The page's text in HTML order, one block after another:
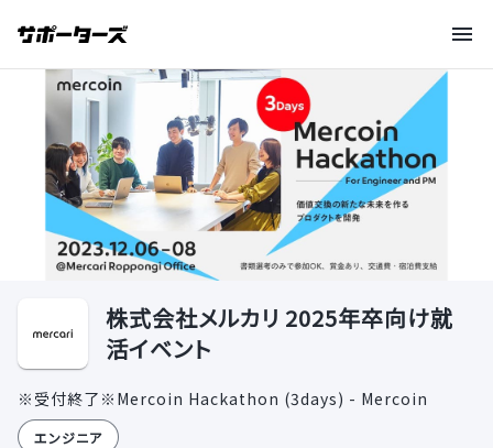
株式会社メルカリ 2025年卒向け就
活イベント
※受付終了※Mercoin Hackathon (3days) - Mercoin
エンジニア